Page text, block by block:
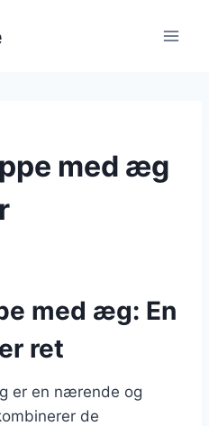
med æg
med æg: En
ret
er en nærende og
de